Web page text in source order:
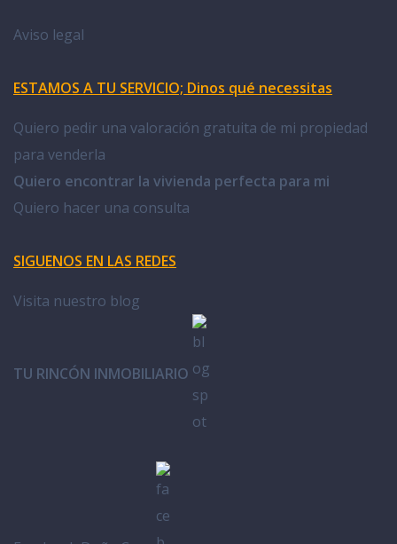
Aviso legal
ESTAMOS A TU SERVICIO; Dinos qué necessitas
Quiero pedir una valoración gratuita de mi propiedad
para venderla
Quiero encontrar la vivienda perfecta para mi
Quiero hacer una consulta
SIGUENOS EN LAS REDES
Visita nuestro blog
TU RINCÓN INMOBILIARIO